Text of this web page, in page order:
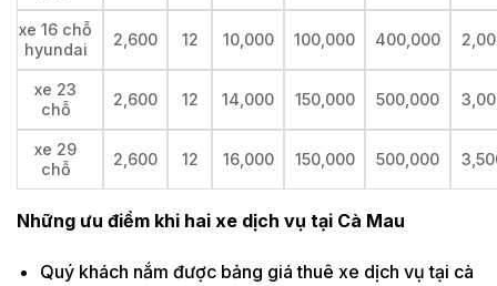
xe 16 chỗ
hyundai
2,600 12 10,000 100,000 400,000
xe 23
chỗ
2,600 12 14,000 150,000 500,000
xe 29
chỗ
2,600 12 16,000 150,000 500,000
Những ưu điểm khi hai xe dịch vụ tại Cà Mau
Quý khách nắm được bảng giá thuê xe dịch vụ tại cà